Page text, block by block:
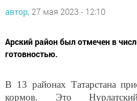
автор, 27 мая 2023 - 12:10
Арский район был отмечен в
готовностью.
В 13 районах Татарстана
кормов. Это